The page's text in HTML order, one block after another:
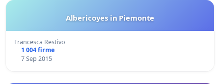
Albericoyes in Piemonte
Francesca Restivo
1 004 firme
7 Sep 2015